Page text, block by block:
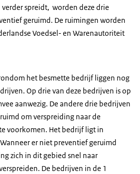
spreidt, worden deze drie
geruimd. De ruimingen worden
Voedsel- en Warenautoriteit
het besmette bedrijf liggen nog
Op drie van deze bedrijven is op
aanwezig. De andere drie bedrijven
om verspreiding naar de
voorkomen. Het bedrijf ligt in
er niet preventief geruimd
zich in dit gebied snel naar
De bedrijven in de 1